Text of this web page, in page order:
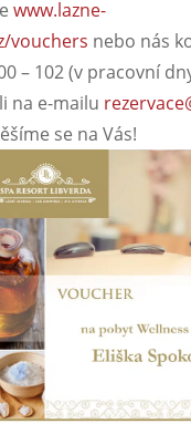
www.lazne-
vouchers nebo nás
– 102 (v pracovní
na e-mailu
se na Vás!